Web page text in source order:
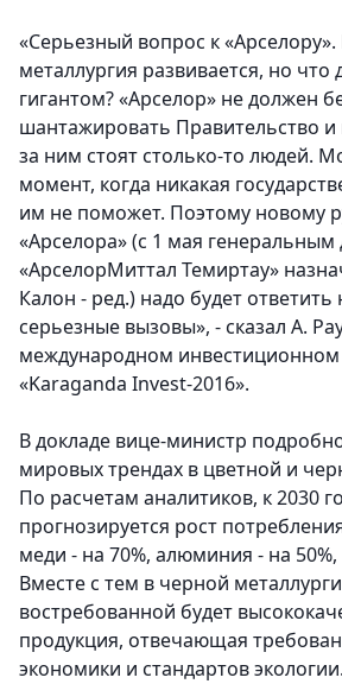
«Серьезный вопрос к
металлургия развивается, но что
гигантом? «Арселор» не должен
шантажировать Правительство и
за ним стоят столько-то людей.
момент, когда никакая
им не поможет. Поэтому новому
«Арселора» (с 1 мая
«АрселорМиттал Темиртау»
Калон - ред.) надо будет ответить
серьезные вызовы», - сказал А.
международном
«Karaganda Invest-2016».
В докладе вице-министр
мировых трендах в цветной и
По расчетам аналитиков, к 2030
прогнозируется рост
меди - на 70%, алюминия - на 50%,
Вместе с тем в черной
востребованной будет
продукция, отвечающая
экономики и стандартов экологии.